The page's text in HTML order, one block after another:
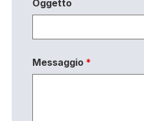
Oggetto
Messaggio *